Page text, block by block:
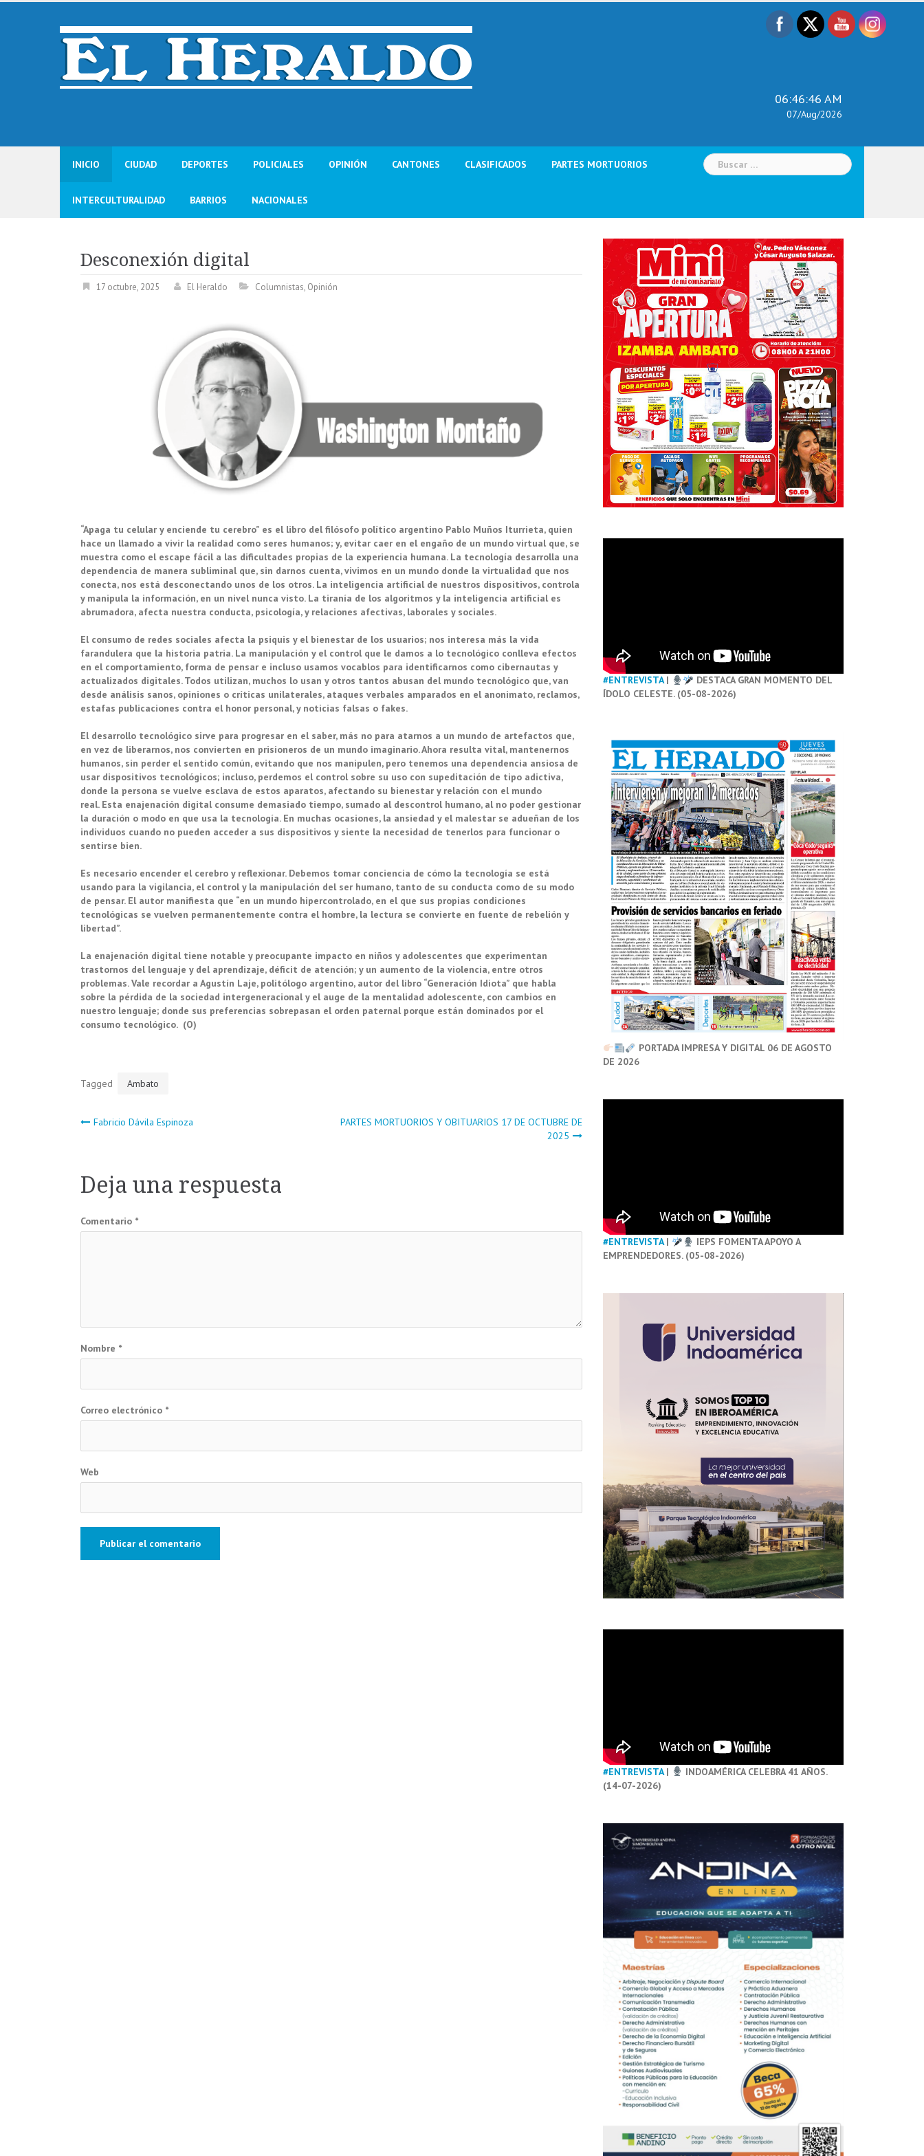
Skip
06:46:47 AM
07/Aug/2026
INICIO CIUDAD DEPORTES POLICIALES OPINIÓN CANTONES CLASIFICADOS PARTES MORTUORIOS
INTERCULTURALIDAD BARRIOS NACIONALES
Buscar:
Desconexión digital
17 octubre, 2025 El Heraldo Columnistas, Opinión
“Apaga tu celular y enciende tu cerebro” es el libro del filósofo político argentino Pablo Muños Iturrieta, quien
hace un llamado a vivir la realidad como seres humanos; y, evitar caer en el engaño de un mundo virtual que, se
muestra como el escape fácil a las dificultades propias de la experiencia humana. La tecnología desarrolla una
dependencia de manera subliminal que, sin darnos cuenta, vivimos en un mundo donde la virtualidad que nos
conecta, nos está desconectando unos de los otros. La inteligencia artificial de nuestros dispositivos, controla
y manipula la información, en un nivel nunca visto. La tiranía de los algoritmos y la inteligencia artificial es
abrumadora, afecta nuestra conducta, psicología, y relaciones afectivas, laborales y sociales.
El consumo de redes sociales afecta la psiquis y el bienestar de los usuarios; nos interesa más la vida
farandulera que la historia patria. La manipulación y el control que le damos a lo tecnológico conlleva efectos
en el comportamiento, forma de pensar e incluso usamos vocablos para identificarnos como cibernautas y
actualizados digitales. Todos utilizan, muchos lo usan y otros tantos abusan del mundo tecnológico que, van
desde análisis sanos, opiniones o críticas unilaterales, ataques verbales amparados en el anonimato, reclamos,
estafas publicaciones contra el honor personal, y noticias falsas o fakes.
El desarrollo tecnológico sirve para progresar en el saber, más no para atarnos a un mundo de artefactos que,
en vez de liberarnos, nos convierten en prisioneros de un mundo imaginario. Ahora resulta vital, mantenernos
humanos, sin perder el sentido común, evitando que nos manipulen, pero tenemos una dependencia ansiosa de
usar dispositivos tecnológicos; incluso, perdemos el control sobre su uso con supeditación de tipo adictiva,
donde la persona se vuelve esclava de estos aparatos, afectando su bienestar y relación con el mundo
real. Esta enajenación digital consume demasiado tiempo, sumado al descontrol humano, al no poder gestionar
la duración o modo en que usa la tecnología. En muchas ocasiones, la ansiedad y el malestar se adueñan de los
individuos cuando no pueden acceder a sus dispositivos y siente la necesidad de tenerlos para funcionar o
sentirse bien.
Es necesario encender el cerebro y reflexionar. Debemos tomar conciencia de cómo la tecnología se está
usando para la vigilancia, el control y la manipulación del ser humano, tanto de su conducta como de su modo
de pensar. El autor manifiesta que “en un mundo hipercontrolado, en el que sus propias condiciones
tecnológicas se vuelven permanentemente contra el hombre, la lectura se convierte en fuente de rebelión y
libertad”.
La enajenación digital tiene notable y preocupante impacto en niños y adolescentes que experimentan
trastornos del lenguaje y del aprendizaje, déficit de atención; y un aumento de la violencia, entre otros
problemas. Vale recordar a Agustín Laje, politólogo argentino, autor del libro “Generación Idiota” que habla
sobre la pérdida de la sociedad intergeneracional y el auge de la mentalidad adolescente, con cambios en
nuestro lenguaje; donde sus preferencias sobrepasan el orden paternal porque están dominados por el
consumo tecnológico. (O)
Tagged Ambato
Navegación
entradas
Fabricio Dávila Espinoza
PARTES MORTUORIOS Y OBITUARIOS 17 DE OCTUBRE DE
2025
Deja una respuesta
Comentario *
Nombre *
Correo electrónico *
Web
#ENTREVISTA|
DESTACA GRAN MOMENTO DEL
ÍDOLO CELESTE. (05-08-2026)
PORTADA IMPRESA Y DIGITAL 06 DE AGOSTO
DE 2026
#ENTREVISTA|
IEPS FOMENTA APOYO A
EMPRENDEDORES. (05-08-2026)
#ENTREVISTA|
INDOAMÉRICA CELEBRA 41 AÑOS.
(14-07-2026)